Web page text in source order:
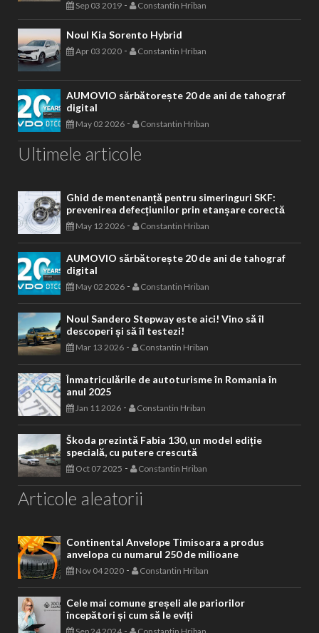
Sep 03 2019 - Constantin Hriban
Noul Kia Sorento Hybrid
Apr 03 2020 - Constantin Hriban
AUMOVIO sărbătorește 20 de ani de tahograf
digital
May 02 2026 - Constantin Hriban
Ultimele articole
Ghid de mentenanță pentru simeringuri SKF:
prevenirea defecțiunilor prin etanșare corectă
May 12 2026 - Constantin Hriban
AUMOVIO sărbătorește 20 de ani de tahograf
digital
May 02 2026 - Constantin Hriban
Noul Sandero Stepway este aici! Vino să îl
descoperi și să îl testezi!
Mar 13 2026 - Constantin Hriban
Înmatriculările de autoturisme în Romania în
anul 2025
Jan 11 2026 - Constantin Hriban
Škoda prezintă Fabia 130, un model ediție
specială, cu putere crescută
Oct 07 2025 - Constantin Hriban
Articole aleatorii
Continental Anvelope Timisoara a produs
anvelopa cu numarul 250 de milioane
Nov 04 2020 - Constantin Hriban
Cele mai comune greșeli ale pariorilor
începători și cum să le eviți
-